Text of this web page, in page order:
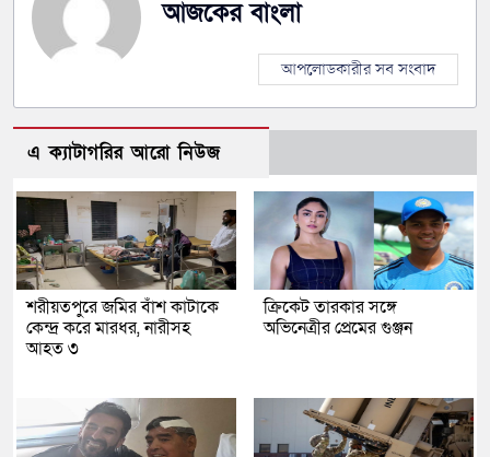
আজকের বাংলা
আপলোডকারীর সব সংবাদ
এ ক্যাটাগরির আরো নিউজ
শরীয়তপুরে জমির বাঁশ কাটাকে
কেন্দ্র করে মারধর, নারীসহ
আহত ৩
ক্রিকেট তারকার সঙ্গে
অভিনেত্রীর প্রেমের গুঞ্জন